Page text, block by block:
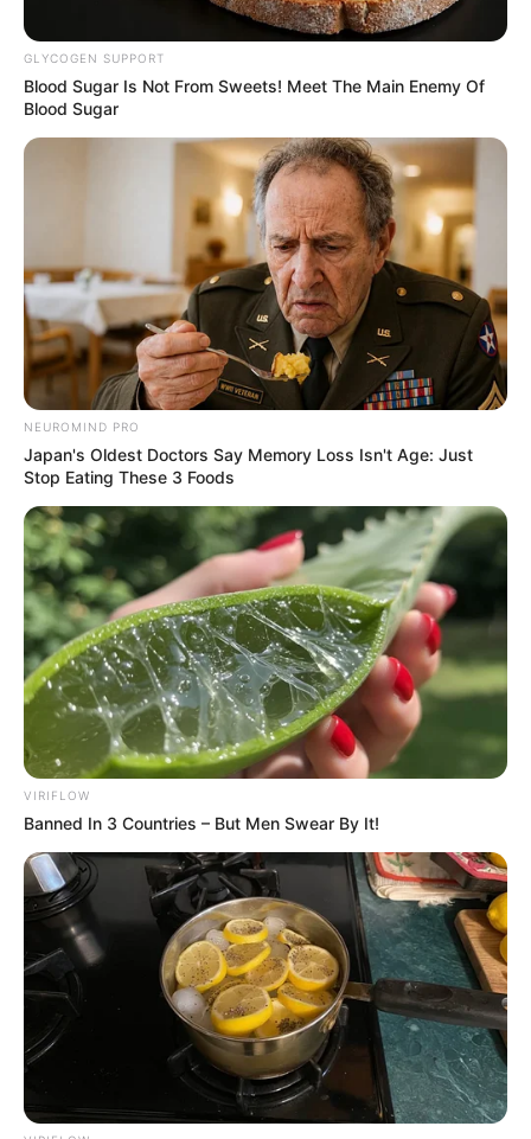
HIBURAN
13 Film Thailand Romantis, Bisa
Bikin Baper Maksimal
Penulis:resti | 31 Mei 2024
Daftar isi
6. SuckSeed
GLYCOGEN SUPPORT
Blood Sugar Is Not From Sweets! Meet The Main Enemy Of
Blood Sugar
NEUROMIND PRO
Japan's Oldest Doctors Say Memory Loss Isn't Age: Just
Stop Eating These 3 Foods
VIRIFLOW
Banned In 3 Countries – But Men Swear By It!